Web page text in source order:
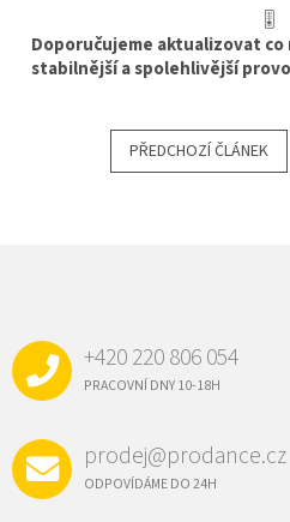
🎚️
Doporučujeme aktualizovat
stabilnější a spolehlivější
PŘEDCHOZÍ ČLÁNEK
+420 220 806 054
PRACOVNÍ DNY 10-18H
prodej@prodance.cz
ODPOVÍDÁME DO 24H